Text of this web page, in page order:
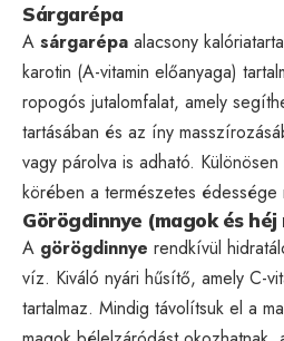
Sárgarépa
A sárgarépa alacsony
karotin (A-vitamin előanyaga)
ropogós jutalomfalat, amely
tartásában és az íny
vagy párolva is adható.
körében a természetes édessége
Görögdinnye (magok és héj
A görögdinnye rendkívül
víz. Kiváló nyári hűsítő, amely C-
tartalmaz. Mindig távolítsuk el a